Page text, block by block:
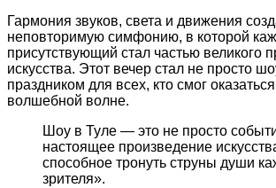
Гармония звуков, света и движения
неповторимую симфонию, в которой
присутствующий стал частью великого
искусства. Этот вечер стал не просто
праздником для всех, кто смог
волшебной волне.
Шоу в Туле — это не просто
настоящее произведение
способное тронуть струны души
зрителя».